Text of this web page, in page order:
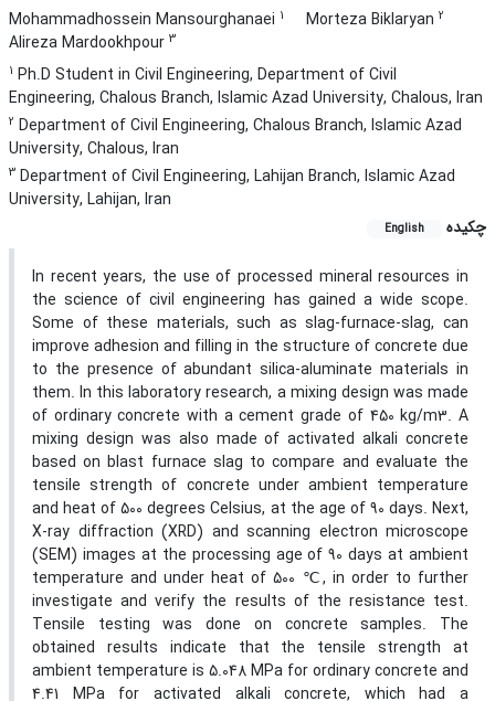
Mohammadhossein Mansourghanaei 1 Morteza Biklaryan 2
Alireza Mardookhpour 3
1 Ph.D Student in Civil Engineering, Department of Civil
Engineering, Chalous Branch, Islamic Azad University, Chalous, Iran
2 Department of Civil Engineering, Chalous Branch, Islamic Azad
University, Chalous, Iran
3 Department of Civil Engineering, Lahijan Branch, Islamic Azad
University, Lahijan, Iran
چکیده
English
In recent years, the use of processed mineral resources in
the science of civil engineering has gained a wide scope.
Some of these materials, such as slag-furnace-slag, can
improve adhesion and filling in the structure of concrete due
to the presence of abundant silica-aluminate materials in
them. In this laboratory research, a mixing design was made
of ordinary concrete with a cement grade of 450 kg/m3. A
mixing design was also made of activated alkali concrete
based on blast furnace slag to compare and evaluate the
tensile strength of concrete under ambient temperature
and heat of 500 degrees Celsius, at the age of 90 days. Next,
X-ray diffraction (XRD) and scanning electron microscope
(SEM) images at the processing age of 90 days at ambient
temperature and under heat of 500 ℃, in order to further
investigate and verify the results of the resistance test.
Tensile testing was done on concrete samples. The
obtained results indicate that the tensile strength at
ambient temperature is 5.048 MPa for ordinary concrete and
4.41 MPa for activated alkali concrete, which had a